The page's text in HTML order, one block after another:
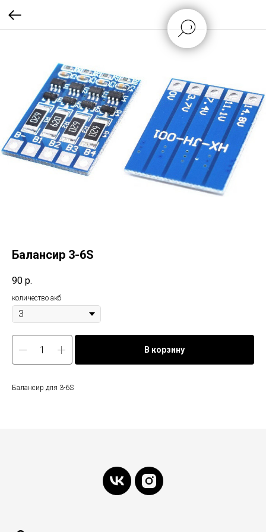
Балансир 3-6S
90 р.
количество акб
В корзину
Балансир для 3-6S